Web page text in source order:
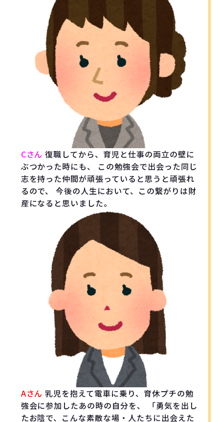
Cさん 復職してから、育児と仕事の両立の壁に
ぶつかった時にも、 この勉強会で出会った同じ
志を持った仲間が頑張っていると思うと頑張れ
るので、 今後の人生において、この繋がりは財
産になると思いました。
Aさん 乳児を抱えて電車に乗り、育休プチの勉
強会に参加したあの時の自分を、 「勇気を出し
たお陰で、こんな素敵な場・人たちに出会えた